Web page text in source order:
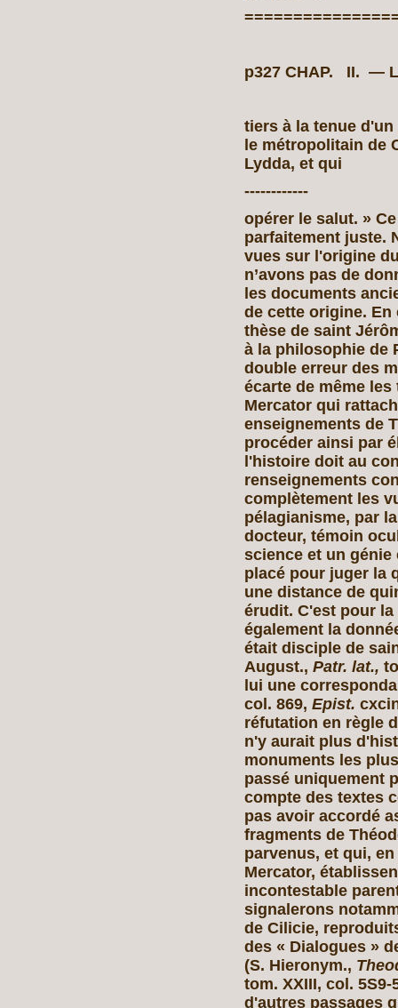
p327 CHAP. II. —
tiers à la tenue
le métropolitain de
Lydda, et qui
------------
opérer le salut. »
parfaitement juste.
vues sur l'origine
n’avons pas de
les documents
de cette origine.
thèse de saint
à la philosophie de
double erreur des
écarte de même
Mercator qui
enseignements de
procéder ainsi par
l'histoire doit au
renseignements
complètement les
pélagianisme, par
docteur, témoin
science et un
placé pour juger la
une distance de
érudit. C'est pour
également la
était disciple de
August., Patr. lat.,
lui une
col. 869, Epist.
réfutation en règle
n'y aurait plus
monuments les
passé uniquement
compte des textes
pas avoir accordé
fragments de
parvenus, et qui,
Mercator,
incontestable
signalerons
de Cilicie,
des « Dialogues »
(S. Hieronym.,
tom. XXIII, col.
d'autres passages